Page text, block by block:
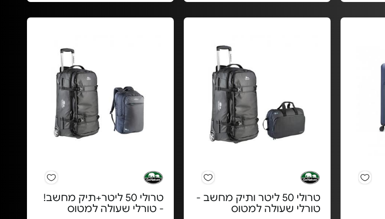
טרולי 50 ליטר ותיק מחשב -
טורלי שעולה למטוס
טרולי 50 ליטר+תיק מחשב!
- טורלי שעולה למטוס